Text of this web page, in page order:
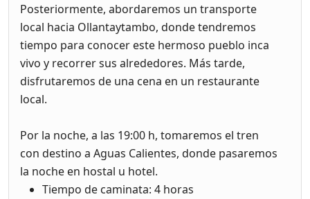
Posteriormente, abordaremos un transporte
local hacia Ollantaytambo, donde tendremos
tiempo para conocer este hermoso pueblo inca
vivo y recorrer sus alrededores. Más tarde,
disfrutaremos de una cena en un restaurante
local.
Por la noche, a las 19:00 h, tomaremos el tren
con destino a Aguas Calientes, donde pasaremos
la noche en hostal u hotel.
Tiempo de caminata: 4 horas